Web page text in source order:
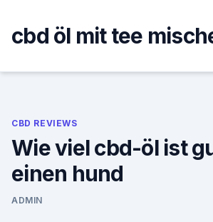
content
cbd öl mit tee
CBD REVIEWS
Wie viel cbd-öl ist
einen hund
ADMIN